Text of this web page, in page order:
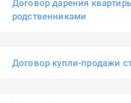
Договор дарения
родственниками
Договор купли-продажи